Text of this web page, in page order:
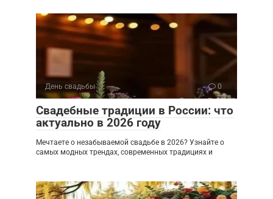
День свадьбы 0
Свадебные традиции в России: что
актуально в 2026 году
Мечтаете о незабываемой свадьбе в 2026? Узнайте о
самых модных трендах, современных традициях и